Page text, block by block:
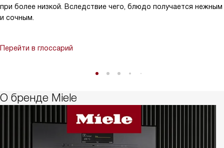
при более низкой. Вследствие чего, блюдо получается нежным
и сочным.
Перейти в глоссарий
О бренде Miele